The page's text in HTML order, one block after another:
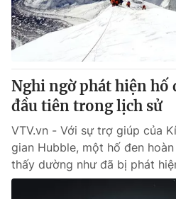
Sản phẩm
Thị trường
Lịch phát sóng
Chuyên mục khác
Emagazine
Photo
Nghi ngờ phát hiện
đầu tiên trong lịch sử
VTV.vn - Với sự trợ giúp của
gian Hubble, một hố đen
thấy dường như đã bị phát